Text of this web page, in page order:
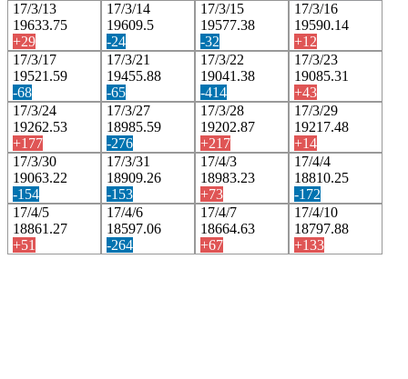
17/3/13
19633.75
+29
17/3/14
19609.5
-24
17/3/15
19577.38
-32
17/3/16
19590.14
+12
17/3/17
19521.59
-68
17/3/21
19455.88
-65
17/3/22
19041.38
-414
17/3/23
19085.31
+43
17/3/24
19262.53
+177
17/3/27
18985.59
-276
17/3/28
19202.87
+217
17/3/29
19217.48
+14
17/3/30
19063.22
-154
17/3/31
18909.26
-153
17/4/3
18983.23
+73
17/4/4
18810.25
-172
17/4/5
18861.27
+51
17/4/6
18597.06
-264
17/4/7
18664.63
+67
17/4/10
18797.88
+133